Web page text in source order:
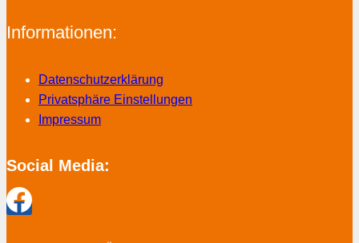
Informationen:
Datenschutzerklärung
Privatsphäre Einstellungen
Impressum
Social Media: